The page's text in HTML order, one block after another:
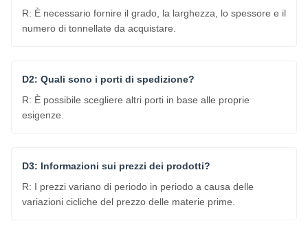
R: È necessario fornire il grado, la larghezza, lo spessore e il
numero di tonnellate da acquistare.
D2: Quali sono i porti di spedizione?
R: È possibile scegliere altri porti in base alle proprie
esigenze.
D3: Informazioni sui prezzi dei prodotti?
R: I prezzi variano di periodo in periodo a causa delle
variazioni cicliche del prezzo delle materie prime.